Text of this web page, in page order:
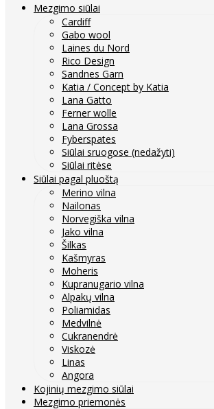
Mezgimo siūlai
Cardiff
Gabo wool
Laines du Nord
Rico Design
Sandnes Garn
Katia / Concept by Katia
Lana Gatto
Ferner wolle
Lana Grossa
Fyberspates
Siūlai sruogose (nedažyti)
Siūlai ritėse
Siūlai pagal pluoštą
Merino vilna
Nailonas
Norvegiška vilna
Jako vilna
Šilkas
Kašmyras
Moheris
Kupranugario vilna
Alpakų vilna
Poliamidas
Medvilnė
Cukranendrė
Viskozė
Linas
Angora
Kojinių mezgimo siūlai
Mezgimo priemonės